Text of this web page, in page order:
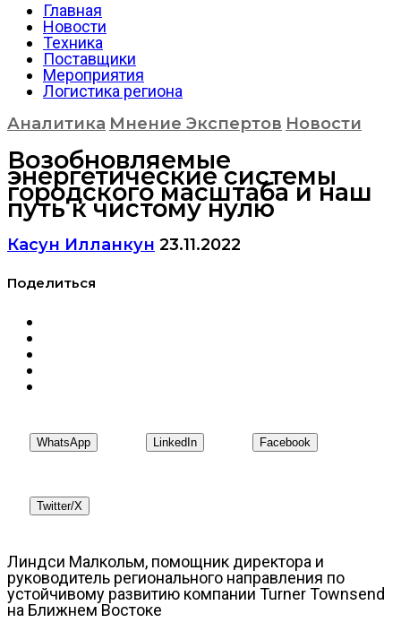
Главная
Новости
Техника
Поставщики
Мероприятия
Логистика региона
Аналитика Мнение Экспертов Новости
Возобновляемые
энергетические системы
городского масштаба и наш
путь к чистому нулю
Касун Илланкун 23.11.2022
Поделиться
WhatsApp LinkedIn Facebook
Twitter/X
Линдси Малкольм, помощник директора и
руководитель регионального направления по
устойчивому развитию компании Turner Townsend
на Ближнем Востоке